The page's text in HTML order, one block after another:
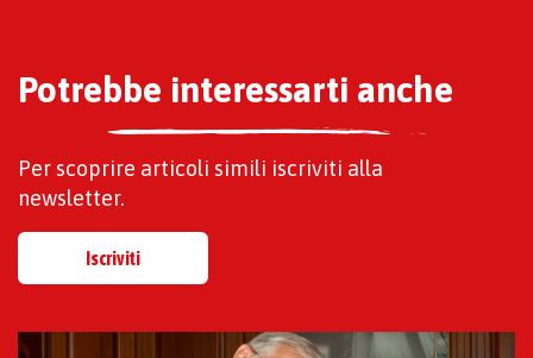
Potrebbe interessarti anche
Per scoprire articoli simili iscriviti alla
newsletter.
Iscriviti